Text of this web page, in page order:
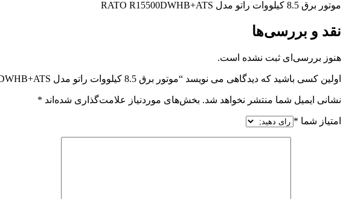
موتور برق 8.5 کیلووات راتو مدل RATO R15500DWHB+ATS
نقد و بررسی‌ها
هنوز بررسی‌ای ثبت نشده است.
اولین کسی باشید که دیدگاهی می نویسد “موتور برق 8.5 کیلووات راتو مدل RATO R15500DWHB+ATS”
نشانی ایمیل شما منتشر نخواهد شد. بخش‌های موردنیاز علامت‌گذاری شده‌اند *
امتیاز شما *